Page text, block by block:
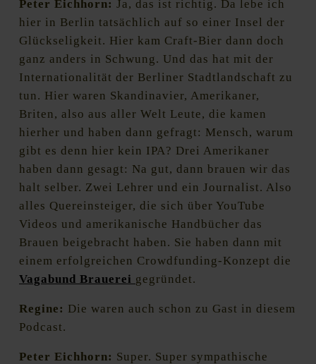
Peter Eichhorn: Ja, das ist richtig. Da lebe ich
hier in Berlin tatsächlich auf so einer Insel der
Glückseligkeit. Hier kam Craft-Bier dann doch
ganz anders in Schwung. Und das hat mit der
Internationalität der Berliner Stadtlandschaft zu
tun. Hier waren Skandinavier, Amerikaner,
Briten, also aus aller Welt Leute, die kamen
hierher und haben dann gefragt: Mensch, warum
gibt es denn hier kein IPA? Drei Amerikaner
haben dann gesagt: Na gut, dann brauen wir das
halt selber. Zwei Lehrer und ein Journalist. Also
alles Quereinsteiger, die sich über YouTube
Videos und amerikanische Handbücher das
Brauen beigebracht haben. Sie haben dann mit
einem erfolgreichen Crowdfunding-Konzept die
Vagabund Brauerei gegründet.
Regine: Die waren auch schon zu Gast in diesem
Podcast.
Peter Eichhorn: Super. Super sympathische